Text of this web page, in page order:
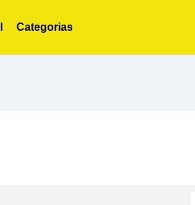
Categorias